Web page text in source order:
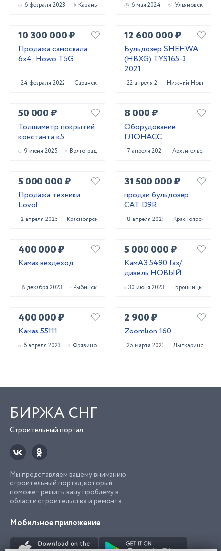
6 февраля 2023 Казань
металла
6 мая 2024 Ульяновск
10 300 000 ₽
Продажа самосвала
6х4, Howo T5G
24 февраля 2022 Саранск
12 600 000 ₽
Бульдозер SHEHWA
(HBXG) TYS165-3,
2021
22 апреля 2022 Нижний Новгород
50 000 ₽
Толщиметр покрытий
константа к5
9 июня 2025 Волгоград
8 000 ₽
Оборудование
ГЛОНАСС
7 апреля 2025 Архангельск
5 000 000 ₽
Продажа техники
Lovol.
2 апреля 2025 Красноярск
31 500 000 ₽
продам бульдозер
CAT D9R
8 апреля 2025 Красноярск
400 000 ₽
Камаз вездеход
8 декабря 2023 Рыбинск
5 000 000 ₽
КамАЗ 5490 Газ/
дизель НОВЫЙ
30 июня 2023 Бронницы
400 000 ₽
Камаз 55111
6 апреля 2023 Фрязино
2 900 ₽
Zoomlion 160
25 марта 2023 Лыткарино
БИРЖА СНГ
Строительный портал
Мы представляем вашему вниманию
строительный портал, который
поможет решить вашу проблему в
области строительства и ремонта.
Мобильное приложение